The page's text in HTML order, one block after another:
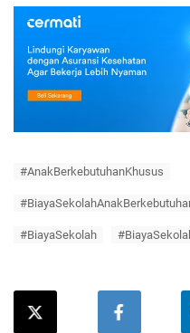
#AnakBerkebutuhanKhusus
#BiayaSekolah